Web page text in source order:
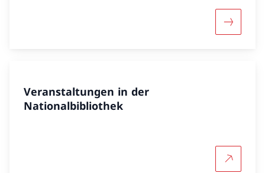
Mehr
Veranstaltungen in der
Nationalbibliothek
Mehr